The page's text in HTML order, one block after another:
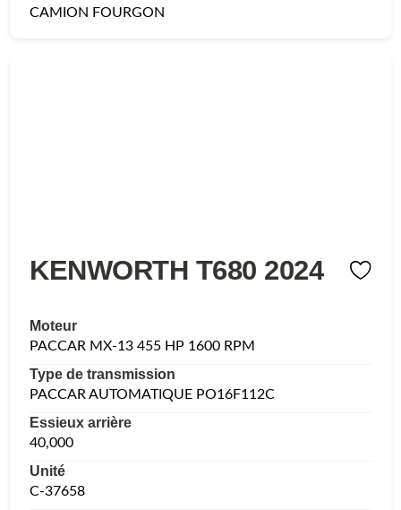
CAMION FOURGON
KENWORTH T680 2024
Moteur
PACCAR MX-13 455 HP 1600 RPM
Type de transmission
PACCAR AUTOMATIQUE PO16F112C
Essieux arrière
40,000
Unité
C-37658